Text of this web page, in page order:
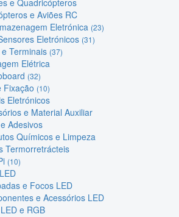
e Aviões RC
Eletrónica (23)
Eletrónicos (31)
Terminais (37)
Elétrica
(32)
Fixação (10)
Eletrónicos
e Material Auxiliar
Adesivos
Químicos e Limpeza
Termorretrácteis
(10)
e Focos LED
e Acessórios LED
e RGB